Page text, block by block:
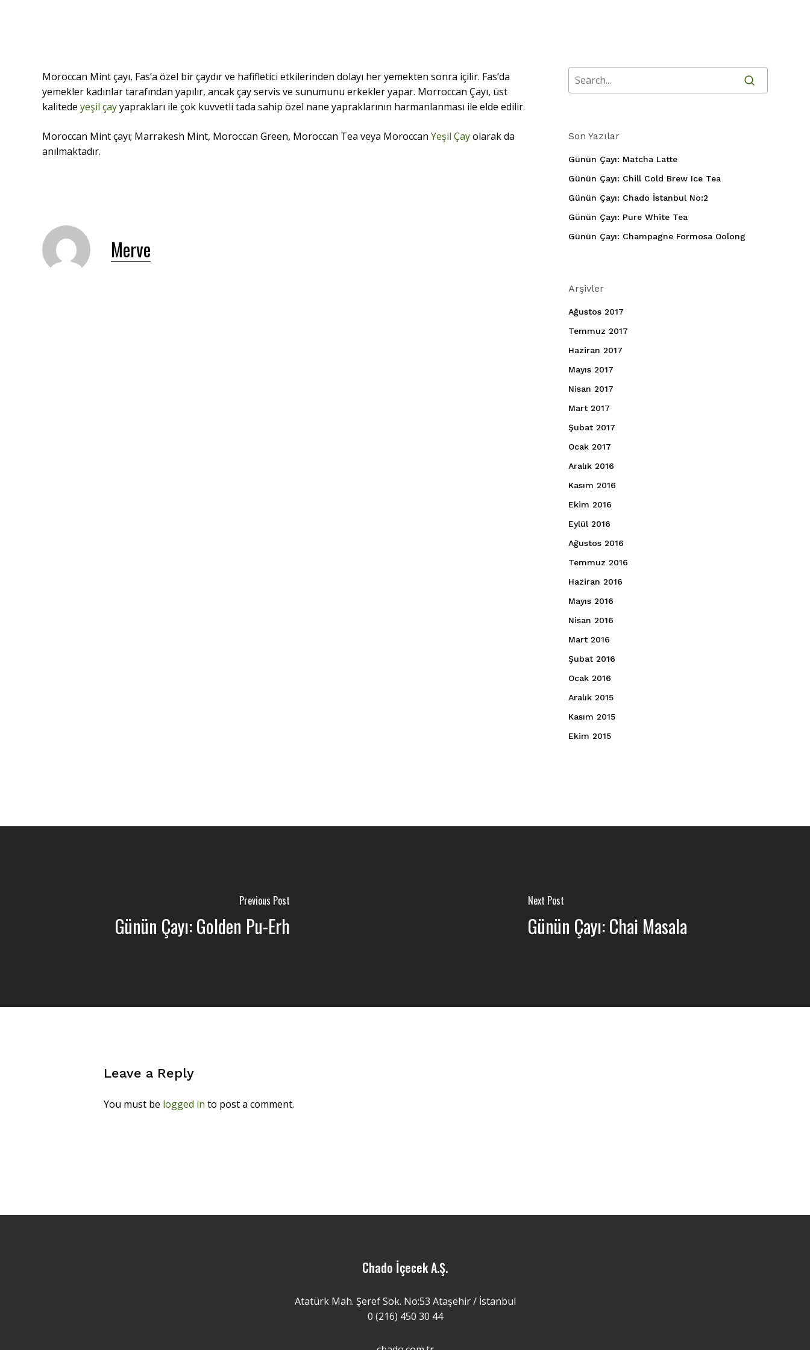
Moroccan Mint çayı, Fas’a özel bir çaydır ve hafifletici etkilerinden dolayı her yemekten sonra içilir. Fas’da
yemekler kadınlar tarafından yapılır, ancak çay servis ve sunumunu erkekler yapar. Morroccan Çayı, üst
kalitede yeşil çayyaprakları ile çok kuvvetli tada sahip özel nane yapraklarının harmanlanması ile elde edilir.
Moroccan Mint çayı; Marrakesh Mint, Moroccan Green, Moroccan Tea veya Moroccan Yeşil Çayolarak da
anılmaktadır.
Merve
Son Yazılar
Günün Çayı: Matcha Latte
Günün Çayı: Chill Cold Brew Ice Tea
Günün Çayı: Chado İstanbul No:2
Günün Çayı: Pure White Tea
Günün Çayı: Champagne Formosa Oolong
Arşivler
Ağustos 2017
Temmuz 2017
Haziran 2017
Mayıs 2017
Nisan 2017
Mart 2017
Şubat 2017
Ocak 2017
Aralık 2016
Kasım 2016
Ekim 2016
Eylül 2016
Ağustos 2016
Temmuz 2016
Haziran 2016
Mayıs 2016
Nisan 2016
Mart 2016
Şubat 2016
Ocak 2016
Aralık 2015
Kasım 2015
Ekim 2015
Previous Post
Günün Çayı: Golden Pu-Erh
Next Post
Günün Çayı: Chai Masala
Leave a Reply
You must be logged in to post a comment.
Chado İçecek A.Ş.
Atatürk Mah. Şeref Sok. No:53 Ataşehir / İstanbul
0 (216) 450 30 44